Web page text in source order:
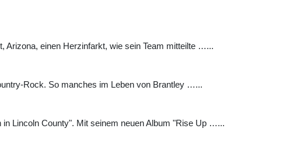
Arizona, einen Herzinfarkt, wie sein Team mitteilte …...
Rock. So manches im Leben von Brantley …...
Lincoln County". Mit seinem neuen Album "Rise Up …...